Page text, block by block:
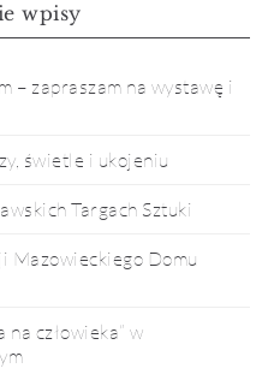
wpisy
– zapraszam na wystawę i
świetle i ukojeniu
Targach Sztuki
Mazowieckiego Domu
człowieka” w